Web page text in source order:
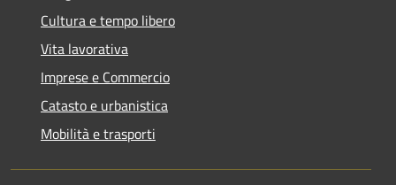
Cultura e tempo libero
Vita lavorativa
Imprese e Commercio
Catasto e urbanistica
Mobilità e trasporti